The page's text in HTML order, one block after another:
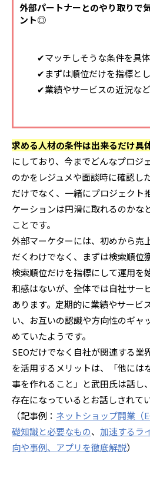
外部パートナーとのやり取りで
ント◎
✔マッチしそうな条件を具
✔まずは順位だけを指標と
✔業績やサービスの近況な
求める人材の条件は出来るだけ具
にしており、今までどんなプロジ
のかをレジュメや面談時に確認し
だけでなく、一緒にプロジェクト
ケーションは円滑に取れるのかな
ことです。
外部マーケターには、初めから売
だくわけでなく、まずは検索順位
検索順位だけを指標にして運用を
和感はないが、全体では自社サー
あります。定期的に業績やサービ
い、お互いの認識や方向性のギャ
めていたようです。
SEOだけでなく自社が関連する業
を活用するメリットは、「他には
事を作れること」と武田氏は話し
存在になっているとお話しされて
（記事例： ネットショップ開業（
礎知識と必要なもの、 加速するラ
向や事例、アプリを徹底解説）